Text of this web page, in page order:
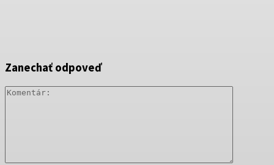
Zanechať odpoveď